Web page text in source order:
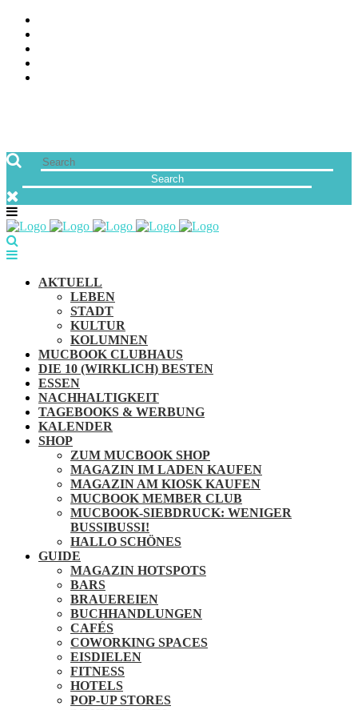
AKTUELL
LEBEN
STADT
KULTUR
KOLUMNEN
MUCBOOK CLUBHAUS
DIE 10 (WIRKLICH) BESTEN
ESSEN
NACHHALTIGKEIT
TAGEBOOKS & WERBUNG
KALENDER
SHOP
ZUM MUCBOOK SHOP
MAGAZIN IM LADEN KAUFEN
MAGAZIN AM KIOSK KAUFEN
MUCBOOK MEMBER CLUB
MUCBOOK-SIEBDRUCK: WENIGER
BUSSIBUSSI!
HALLO SCHÖNES
GUIDE
MAGAZIN HOTSPOTS
BARS
BRAUEREIEN
BUCHHANDLUNGEN
CAFÉS
COWORKING SPACES
EISDIELEN
FITNESS
HOTELS
POP-UP STORES